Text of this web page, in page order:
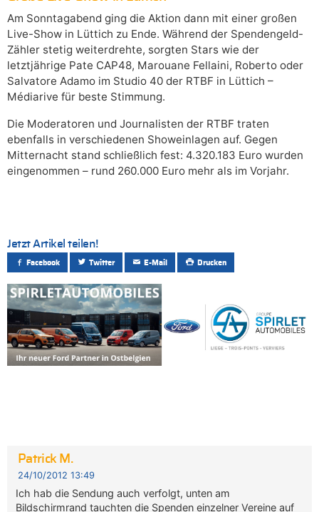
Am Sonntagabend ging die Aktion dann mit einer großen
Live-Show in Lüttich zu Ende. Während der Spendengeld-
Zähler stetig weiterdrehte, sorgten Stars wie der
letztjährige Pate CAP48, Marouane Fellaini, Roberto oder
Salvatore Adamo im Studio 40 der RTBF in Lüttich –
Médiarive für beste Stimmung.
Die Moderatoren und Journalisten der RTBF traten
ebenfalls in verschiedenen Showeinlagen auf. Gegen
Mitternacht stand schließlich fest: 4.320.183 Euro wurden
eingenommen – rund 260.000 Euro mehr als im Vorjahr.
Jetzt Artikel teilen!
Facebook Twitter E-Mail Drucken
Patrick M.
24/10/2012 13:49
Ich hab die Sendung auch verfolgt, unten am
Bildschirmrand tauchten die Spenden einzelner Vereine auf